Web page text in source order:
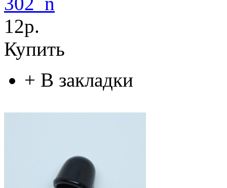
12р.
Купить
+ В закладки